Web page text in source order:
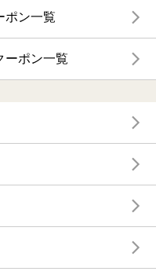
ポン一覧
ーポン一覧